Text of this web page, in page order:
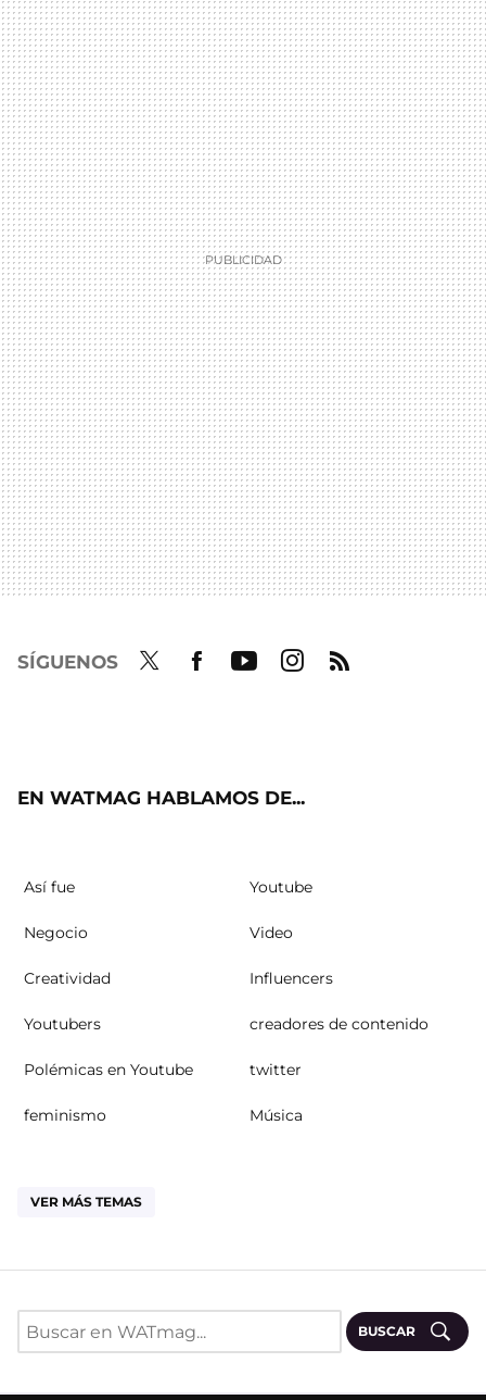
SÍGUENOS
EN WATMAG HABLAMOS DE...
Así fue Youtube
Negocio Video
Creatividad Influencers
Youtubers creadores de contenido
Polémicas en Youtube twitter
feminismo Música
VER MÁS TEMAS
BUSCAR